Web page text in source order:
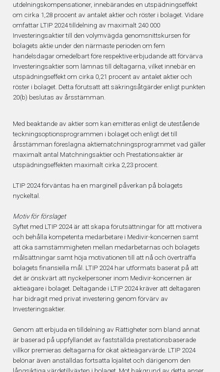
utdelningskompensationer, innebärandes en utspädningseffekt
om cirka 1,28 procent av antalet aktier och röster i bolaget. Vidare
omfattar LTIP 2024 tilldelning av maximalt 240 000
Investeringsaktier till den volymvägda genomsnittskursen för
bolagets aktie under den närmaste perioden om fem
handelsdagar omedelbart före respektive erbjudande att förvärva
Investeringsaktier som lämnas till deltagarna, vilket innebär en
utspädningseffekt om cirka 0,21 procent av antalet aktier och
röster i bolaget. Detta förutsatt att säkringsåtgärder enligt punkten
20(b) beslutas av årsstämman.
Med beaktande av aktier som kan emitteras enligt de utestående
teckningsoptionsprogrammen i bolaget och enligt det till
årsstämman föreslagna aktiematchningsprogrammet vad gäller
maximalt antal Matchningsaktier och Prestationsaktier är
utspädningseffekten maximalt cirka 2,23 procent.
LTIP 2024 förväntas ha en marginell påverkan på bolagets
nyckeltal.
Motiv för förslaget
Syftet med LTIP 2024 är att skapa förutsättningar för att motivera
och behålla kompetenta medarbetare i Medivir-koncernen samt
att öka samstämmigheten mellan medarbetarnas och bolagets
målsättningar samt höja motivationen till att nå och överträffa
bolagets finansiella mål. LTIP 2024 har utformats baserat på att
det är önskvärt att nyckelpersoner inom Medivir-koncernen är
aktieägare i bolaget. Deltagande i LTIP 2024 kräver att deltagaren
har bidragit med privat investering genom förvärv av
Investeringsaktier.
Genom att erbjuda en tilldelning av Rättigheter som bland annat
är baserad på uppfyllandet av fastställda prestationsbaserade
villkor premieras deltagarna för ökat aktieägarvärde. LTIP 2024
belönar även anställdas fortsatta lojalitet och därigenom den